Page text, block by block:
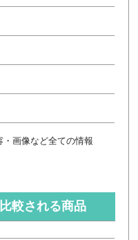
画像など全ての情報
較される商品